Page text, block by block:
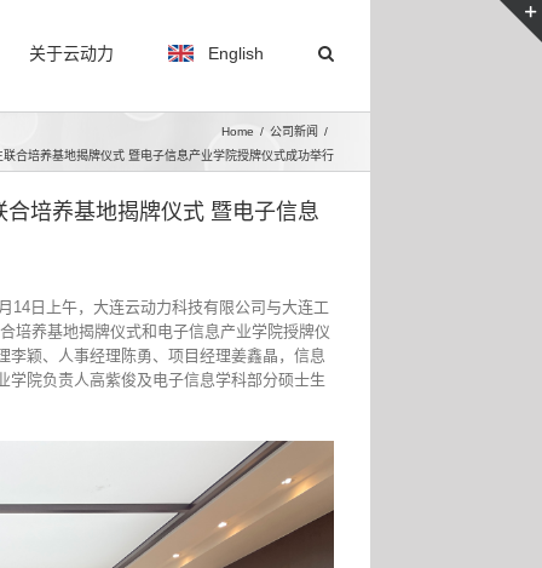
关于云动力 English
Home / 公司新闻
/
合培养基地揭牌仪式 暨电子信息产业学院授牌仪式成功举行
培养基地揭牌仪式 暨电子信息
14日上午，大连云动力科技有限公司与大连工
培养基地揭牌仪式和电子信息产业学院授牌仪
颖、人事经理陈勇、项目经理姜鑫晶，信息
院负责人高紫俊及电子信息学科部分硕士生